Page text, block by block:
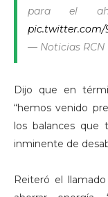
para el
pic.twitter.com/
— Noticias RCN
Dijo que en
“hemos venido
los balances que
inminente de
Reiteró el